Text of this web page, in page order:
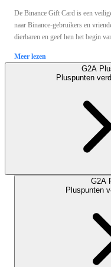
De Binance Gift Card is een
naar Binance-gebruikers en
dierbaren en geef hen het begin
Meer lezen
G2A
Pluspunten
G2A
Pluspunten